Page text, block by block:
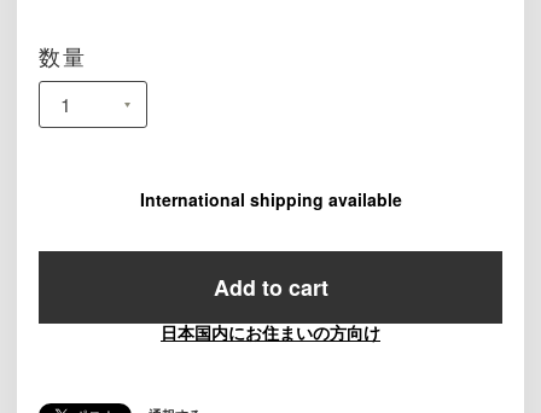
数量
International shipping available
Add to cart
日本国内にお住まいの方向け